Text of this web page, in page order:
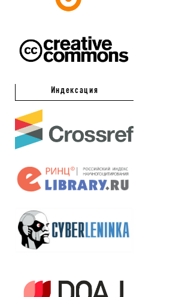
Индексация